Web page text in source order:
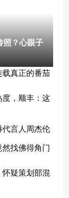
照？心眼子
载真正的番茄
度，顺丰：这
代言人周杰伦
然找佛得角门
疑策划部混